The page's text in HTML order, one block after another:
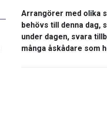
Arrangörer med olika
behövs till denna dag,
under dagen, svara
många åskådare som